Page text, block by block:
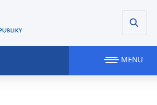
MENU